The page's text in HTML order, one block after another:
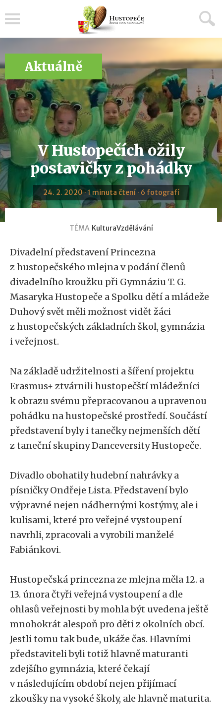
Aktuálně
V Hustopečích ožily
postavičky z pohádky
24. 2. 2020 · 1 minuta čtení · 6 fotografí
TÉMA KulturaVzdělávání
Divadelní představení Princezna
z hustopečského mlejna v podání členů
divadelního kroužku při Gymnáziu T. G.
Masaryka Hustopeče a Spolku dětí a mládeže
Duhový svět měli možnost vidět žáci
z hustopečských základních škol, gymnázia
i veřejnost.
Na základě udržitelnosti a šíření projektu
Erasmus+ ztvárnili hustopečští mládežníci
k obrazu svému přepracovanou a upravenou
pohádku na hustopečské prostředí. Součástí
představení byly i tanečky nejmenších dětí
z taneční skupiny Danceversity Hustopeče.
Divadlo obohatily hudební nahrávky a
písničky Ondřeje Lista. Představení bylo
výpravné nejen nádhernými kostýmy, ale i
kulisami, které pro veřejné vystoupení
navrhli, zpracovali a vyrobili manželé
Fabiánkovi.
Hustopečská princezna ze mlejna měla 12. a
13. února čtyři veřejná vystoupení a dle
ohlasů veřejnosti by mohla být uvedena ještě
mnohokrát alespoň pro děti z okolních obcí.
Jestli tomu tak bude, ukáže čas. Hlavními
představiteli byli totiž hlavně maturanti
zdejšího gymnázia, které čekají
v následujícím období nejen přijímací
zkoušky na vysoké školy, ale hlavně maturita.